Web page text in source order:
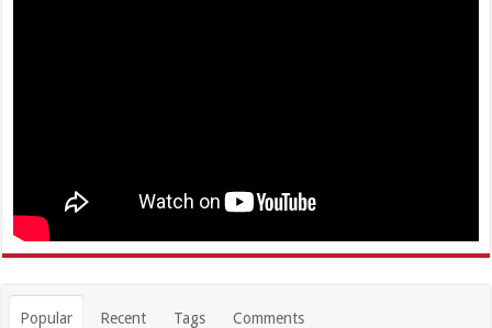
Popular Recent Tags Comments